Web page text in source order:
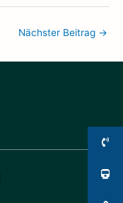
Nächster Beitrag →